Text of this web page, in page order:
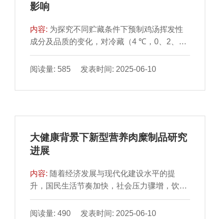
明：贮藏期间，对照组贮藏4 d时出现腐败变
mg/100 g、38.64 mmol/kg；真空铝箔袋包装
组贮藏至12 d时，TBARS值和过氧化值分别
达到0.79 mg/100 g、89.9 mmol/kg，能够有效
抑制鸭块脂质氧化速率，pH值为6.82，硬度为
0.99、0.99、0.88，鸭块经铝箔袋包装处理后
在4 ℃条件下可以贮藏12 d以上。鸭块贮藏
中，不同包装材料对鸭块贮藏品质影响很大，
真空铝箔袋包装能更有效地延缓鸭块的品质劣
变。
影响
内容: 为探究不同贮藏条件下预制鸡汤挥发性
成分及品质的变化，对冷藏（4 ℃，0、2、
4、6 d）和常温（（25±1）℃，0、12、24、
36 h）贮藏的预制鸡汤进行亚硝酸盐含量、过
物、感官品质、气味测定，并采用气相色谱-离
spectrometry，GC-IMS）分析挥发性风味物
汤的感官评分、氨基酸态氮含量逐渐下降，亚
硝酸盐含量呈现先升后降的趋势，人参鸡汤于
冷藏4 d达到峰值（4.46±0.58）mg/kg，猪肚
鸡汤于常温贮藏24 h达到峰值（5.93±0.98）
mg/kg、冷藏6d达到峰值（4.36±0.17）
mg/kg，均未超过GB 2760—2014《食品安全
阅读量: 585 发表时间: 2025-06-10
大健康背景下新型营养肉糜制品研究
进展
内容: 随着经济发展与现代化建设水平的提
升，国民生活节奏加快，社会压力骤增，饮食
结构不合理、久坐及缺乏运动等导致肥胖、高
血压等慢性病趋于年轻化，居民营养健康需求
阅读量: 490 发表时间: 2025-06-10